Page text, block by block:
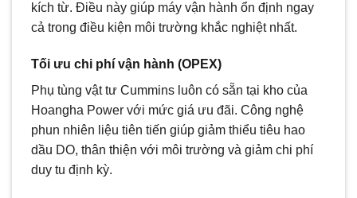
kích từ. Điều này giúp máy vận hành ổn định ngay
cả trong điều kiện môi trường khắc nghiệt nhất.
Tối ưu chi phí vận hành (OPEX)
Phụ tùng vật tư Cummins luôn có sẵn tại kho của
Hoangha Power với mức giá ưu đãi. Công nghệ
phun nhiên liệu tiên tiến giúp giảm thiểu tiêu hao
dầu DO, thân thiện với môi trường và giảm chi phí
duy tu định kỳ.